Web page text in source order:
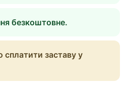
безкоштовне.
сплатити заставу у